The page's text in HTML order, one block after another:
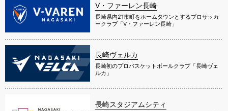
V・ファーレン長崎
長崎県内21市町をホームタウンとするプロサッカ
ークラブ「V・ファーレン長崎」
長崎ヴェルカ
長崎初のプロバスケットボールクラブ「長崎ヴェ
ルカ」
長崎スタジアムシティ